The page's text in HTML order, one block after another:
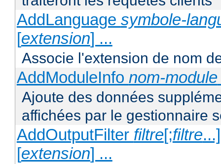
AddLanguage symbole-
[extension] ...
Associe l'extension de nom
AddModuleInfo nom-module
Ajoute des données
affichées par le gestionnaire
AddOutputFilter filtre[;filtre
[extension] ...